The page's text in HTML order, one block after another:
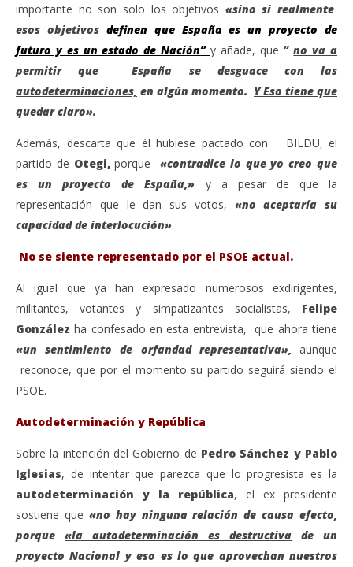
importante no son solo los objetivos «sino si realmente
esos objetivos definen que España es un proyecto de
futuro y es un estado de Nación” y añade, que “no va a
permitir que España se desguace con las
autodeterminaciones, en algún momento. Y Eso tiene que
quedar claro».
Además, descarta que él hubiese pactado con BILDU, el
partido de Otegi,porque«contradice lo que yo creo que
es un proyecto de España,» y a pesar de que la
representación que le dan sus votos, «no aceptaría su
capacidad de interlocución».
No se siente representado por el PSOE actual.
Al igual que ya han expresado numerosos exdirigentes,
militantes, votantes y simpatizantes socialistas, Felipe
González ha confesado en esta entrevista, que ahora tiene
«un sentimiento de orfandad representativa»,
aunque
reconoce, que por el momento su partido seguirá siendo el
PSOE.
Autodeterminación y República
Sobre la intención del Gobierno de Pedro Sánchez y Pablo
Iglesias, de intentar que parezca que lo progresista es la
autodeterminación y la república, el ex presidente
sostiene que «no hay ninguna relación de causa efecto,
porque «la autodeterminación es destructiva de un
proyecto Nacional y eso es lo que aprovechan nuestros